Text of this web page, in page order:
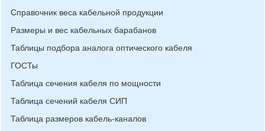
Справочник веса кабельной продукции
Размеры и вес кабельных барабанов
Таблицы подбора аналога оптического кабеля
ГОСТы
Таблица сечения кабеля по мощности
Таблица сечений кабеля СИП
Таблица размеров кабель-каналов